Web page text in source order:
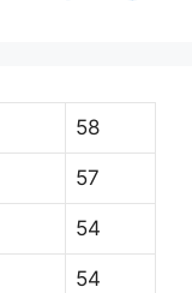
58
57
54
54